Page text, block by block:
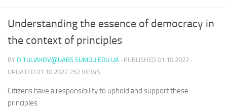
Understanding the essence of democracy in
the context of principles
BY O.TULIAKOV@UABS.SUMDU.EDU.UA · PUBLISHED 01.10.2022 ·
UPDATED 01.10.2022 252 VIEWS
Citizens have a responsibility to uphold and support these
principles.